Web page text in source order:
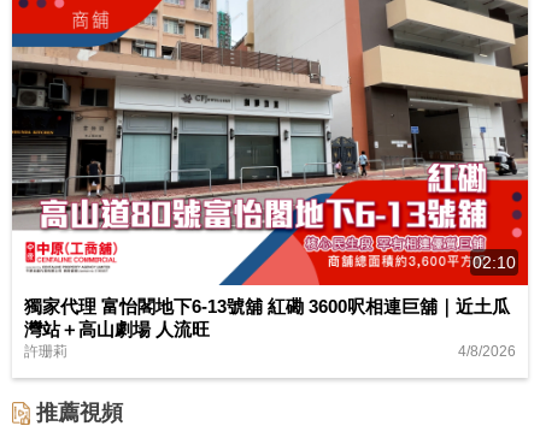
02:10
獨家代理 富怡閣地下6-13號舖 紅磡 3600呎相連巨舖｜近土瓜
灣站＋高山劇場 人流旺
許珊莉 4/8/2026
推薦視頻